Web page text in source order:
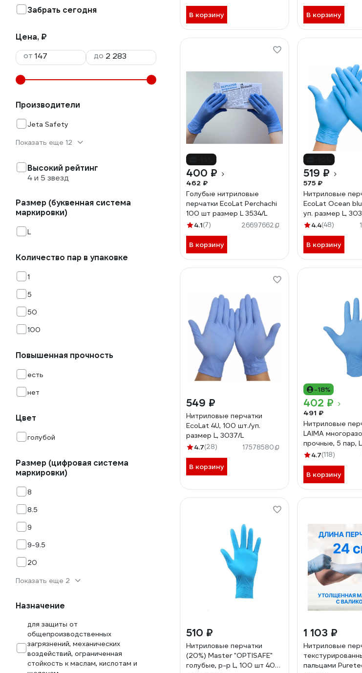
Забрать сегодня
Цена, ₽
от
до
Производители
Jeta Safety
Показать еще 12
Высокий рейтинг
4 и 5 звезд
Размер (буквенная система
маркировки)
L
Количество пар в упаковке
1
5
50
100
Повышенная прочность
есть
нет
Цвет
голубой
Размер (цифровая система
маркировки)
8
8.5
9
9-9.5
20
Показать еще 2
Назначение
для защиты от
общепроизводственных
загрязнений, механических
воздействий, ограниченная
стойкость к маслам, кислотам и
В корзину В корзину
400 ₽
462 ₽
Голубые нитриловые
перчатки EcoLat Perchachi
100 шт размер L 3534/L
4.1(7) 26697662
В корзину
519 ₽
575 ₽
Нитриловые
EcoLat Ocean
уп. размер L,
4.4(48)
В корзину
549 ₽
Нитриловые перчатки
EcoLat 4U, 100 шт./уп.
размер L, 3037/L
4.7(28) 17578580
В корзину
-18%
402 ₽
491 ₽
Нитриловые
LAIMA
прочные, 5 пар,
605018
4.7(118)
В корзину
510 ₽
Нитриловые перчатки
(20%) Master "OPTISAFE"
голубые, р-р L, 100 шт 402-
1 103 ₽
Нитриловые
пальцами